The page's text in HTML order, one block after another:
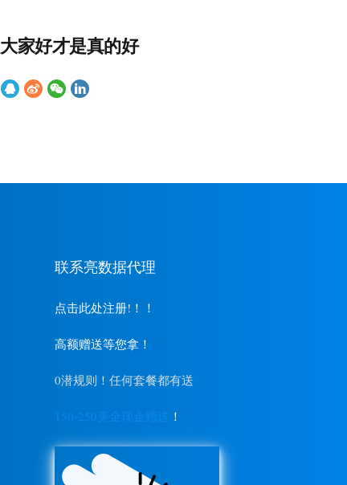
大家好才是真的好
联系亮数据代理
点击此处注册!！！
高额赠送等您拿！
0潜规则！任何套餐都有送
150-250美金现金赠送 ！